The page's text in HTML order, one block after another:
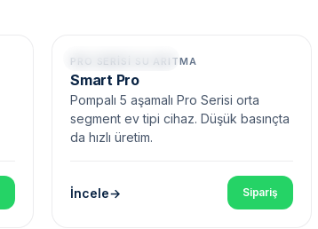
Pompalı • 5 Aşama
PRO SERISI SU ARITMA
Smart Pro
Pompalı 5 aşamalı Pro Serisi orta
segment ev tipi cihaz. Düşük basınçta
da hızlı üretim.
İncele Sipariş